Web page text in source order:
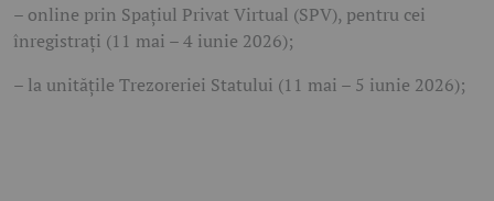
– online prin Spațiul Privat Virtual (SPV), pentru cei
înregistrați (11 mai – 4 iunie 2026);
– la unitățile Trezoreriei Statului (11 mai – 5 iunie 2026);